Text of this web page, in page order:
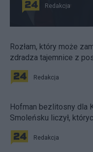
Redakcja
Rozłam, który może
zdradza tajemnice z
Redakcja
Hofman bezlitosny dla
Smoleńsku liczył,
Redakcja